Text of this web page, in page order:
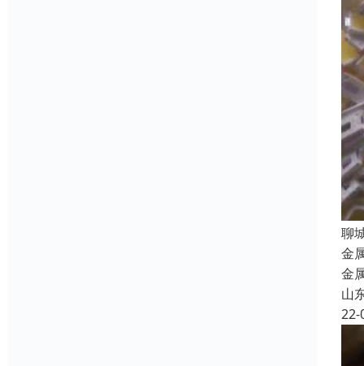
聊
金
金
山
22-